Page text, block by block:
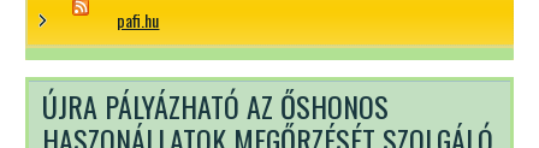
pafi.hu
ÚJRA PÁLYÁZHATÓ AZ ŐSHONOS